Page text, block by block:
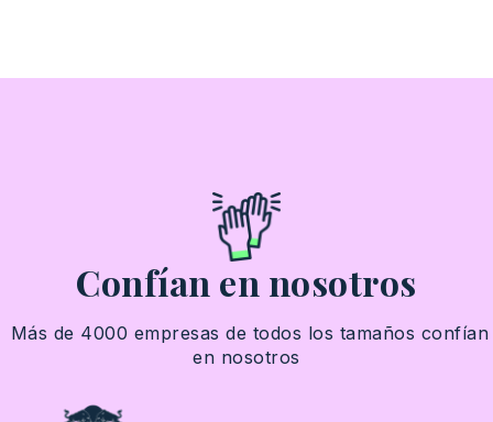
Confían en nosotros
Más de 4000 empresas de todos los tamaños confían
en nosotros